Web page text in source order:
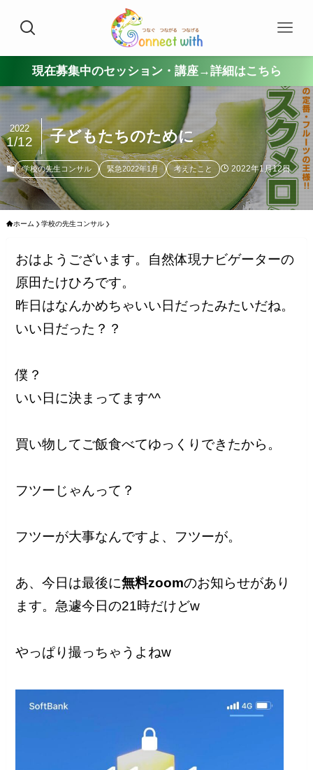
現在募集中のセッション・講座→詳細はこちら
子どもたちのために
2022
1/12
学校の先生コンサル 緊急2022年1月 考えたこと 2022年1月12日
ホーム 学校の先生コンサル
おはようございます。自然体現ナビゲーターの
原田たけひろです。
昨日はなんかめちゃいい日だったみたいだね。
いい日だった？？
僕？
いい日に決まってます^^
買い物してご飯食べてゆっくりできたから。
フツーじゃんって？
フツーが大事なんですよ、フツーが。
あ、今日は最後に無料zoomのお知らせがあり
ます。急遽今日の21時だけどw
やっぱり撮っちゃうよねw